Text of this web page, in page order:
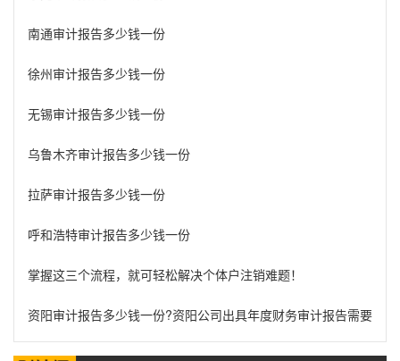
南通审计报告多少钱一份
徐州审计报告多少钱一份
无锡审计报告多少钱一份
乌鲁木齐审计报告多少钱一份
拉萨审计报告多少钱一份
呼和浩特审计报告多少钱一份
掌握这三个流程，就可轻松解决个体户注销难题！
资阳审计报告多少钱一份?资阳公司出具年度财务审计报告需要什